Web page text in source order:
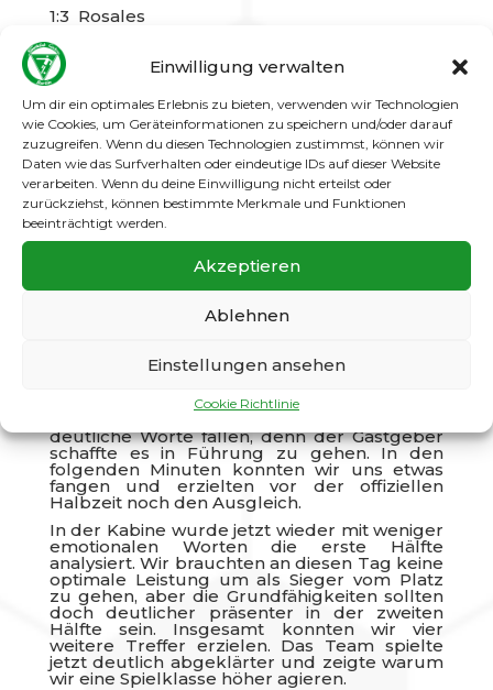
Einwilligung verwalten
Um dir ein optimales Erlebnis zu bieten, verwenden wir Technologien
wie Cookies, um Geräteinformationen zu speichern und/oder darauf
zuzugreifen. Wenn du diesen Technologien zustimmst, können wir
Daten wie das Surfverhalten oder eindeutige IDs auf dieser Website
verarbeiten. Wenn du deine Einwilligung nicht erteilst oder
zurückziehst, können bestimmte Merkmale und Funktionen
beeinträchtigt werden.
Akzeptieren
Ablehnen
Einstellungen ansehen
Cookie Richtlinie
1:3 Rosales
1:4 Bartsch V: Lehmann
1:5 Lehmann V: Hainbach
Die nächste Runde ist klar gemacht!!!
Nach einem Freilos in der ersten Runde
bekamen wir in der zweiten ein Auswärtsspiel
zugelost. Unser Gegner spielt eine
Spielklasse tiefer, ist aber ganz ordentlich in
die Saison gestartet.
Vor dem Spiel wurde versucht die
Konzentration so aufzubauen, wie es sich für
ein Pflichtspiel gehört und den Gegner nicht
zu unterschätzen. Doch die ersten Minuten
waren eine Katastrophe aus unserer Sicht.
Wir haben mit Abstand die schlechteste
Laufbereitschaft, Abspielfehler ohne Ende,
Annahmen, die das Wort nicht verdient haben
deutliche Worte fallen, denn der Gastgeber
schaffte es in Führung zu gehen. In den
folgenden Minuten konnten wir uns etwas
fangen und erzielten vor der offiziellen
Halbzeit noch den Ausgleich.
In der Kabine wurde jetzt wieder mit weniger
emotionalen Worten die erste Hälfte
analysiert. Wir brauchten an diesen Tag keine
optimale Leistung um als Sieger vom Platz
zu gehen, aber die Grundfähigkeiten sollten
doch deutlicher präsenter in der zweiten
Hälfte sein. Insgesamt konnten wir vier
weitere Treffer erzielen. Das Team spielte
jetzt deutlich abgeklärter und zeigte warum
wir eine Spielklasse höher agieren.